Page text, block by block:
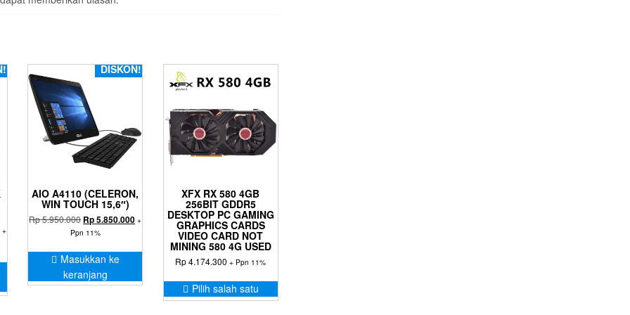
+
DISKON!
AIO A4110 (CELERON,
WIN TOUCH 15,6″)
Rp5.950.000 Harga
aslinya
Rp 5.950.000.
Rp5.850.000Harga
adalah:
Rp 5.850.000.
+
Ppn 11%
Masukkan ke
keranjang
XFX RX 580 4GB
256BIT GDDR5
DESKTOP PC GAMING
GRAPHICS CARDS
VIDEO CARD NOT
MINING 580 4G USED
Rp4.174.300 + Ppn 11%
Pilih salah satu
memiliki